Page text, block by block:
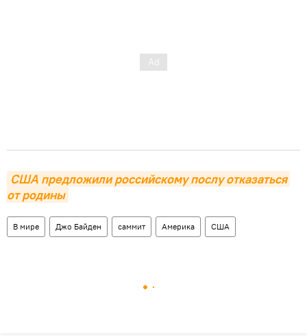
США предложили российскому послу отказаться
от родины
В мире Джо Байден саммит Америка США